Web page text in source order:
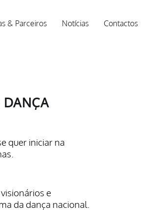
& Parceiros Notícias Contactos
DANÇA
quer iniciar na
e
da dança nacional.